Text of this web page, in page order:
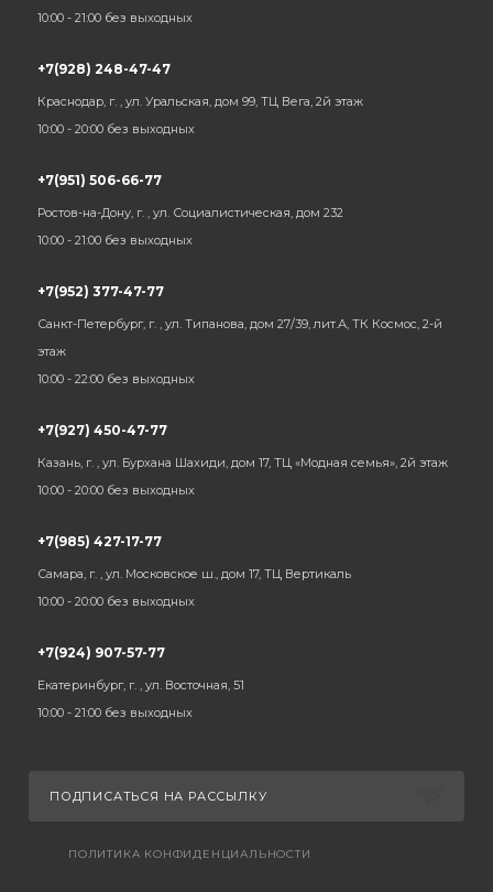
10:00 - 21:00 без выходных
+7(928) 248-47-47
Краснодар, г. , ул. Уральская, дом 99, ТЦ Вега, 2й этаж
10:00 - 20:00 без выходных
+7(951) 506-66-77
Ростов-на-Дону, г. , ул. Социалистическая, дом 232
10:00 - 21:00 без выходных
+7(952) 377-47-77
Санкт-Петербург, г. , ул. Типанова, дом 27/39, лит.А, ТК Космос, 2-й
этаж
10:00 - 22:00 без выходных
+7(927) 450-47-77
Казань, г. , ул. Бурхана Шахиди, дом 17, ТЦ «Модная семья», 2й этаж
10:00 - 20:00 без выходных
+7(985) 427-17-77
Самара, г. , ул. Московское ш., дом 17, ТЦ Вертикаль
10:00 - 20:00 без выходных
+7(924) 907-57-77
Екатеринбург, г. , ул. Восточная, 51
10:00 - 21:00 без выходных
ПОДПИСАТЬСЯ НА РАССЫЛКУ
ПОЛИТИКА КОНФИДЕНЦИАЛЬНОСТИ